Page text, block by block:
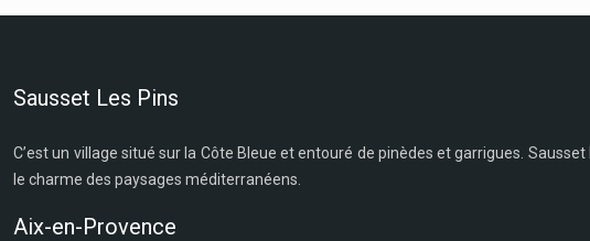
Sausset Les Pins
C’est un village situé sur la Côte Bleue et entouré de pinèdes et garrigues.
le charme des paysages méditerranéens.
Aix-en-Provence